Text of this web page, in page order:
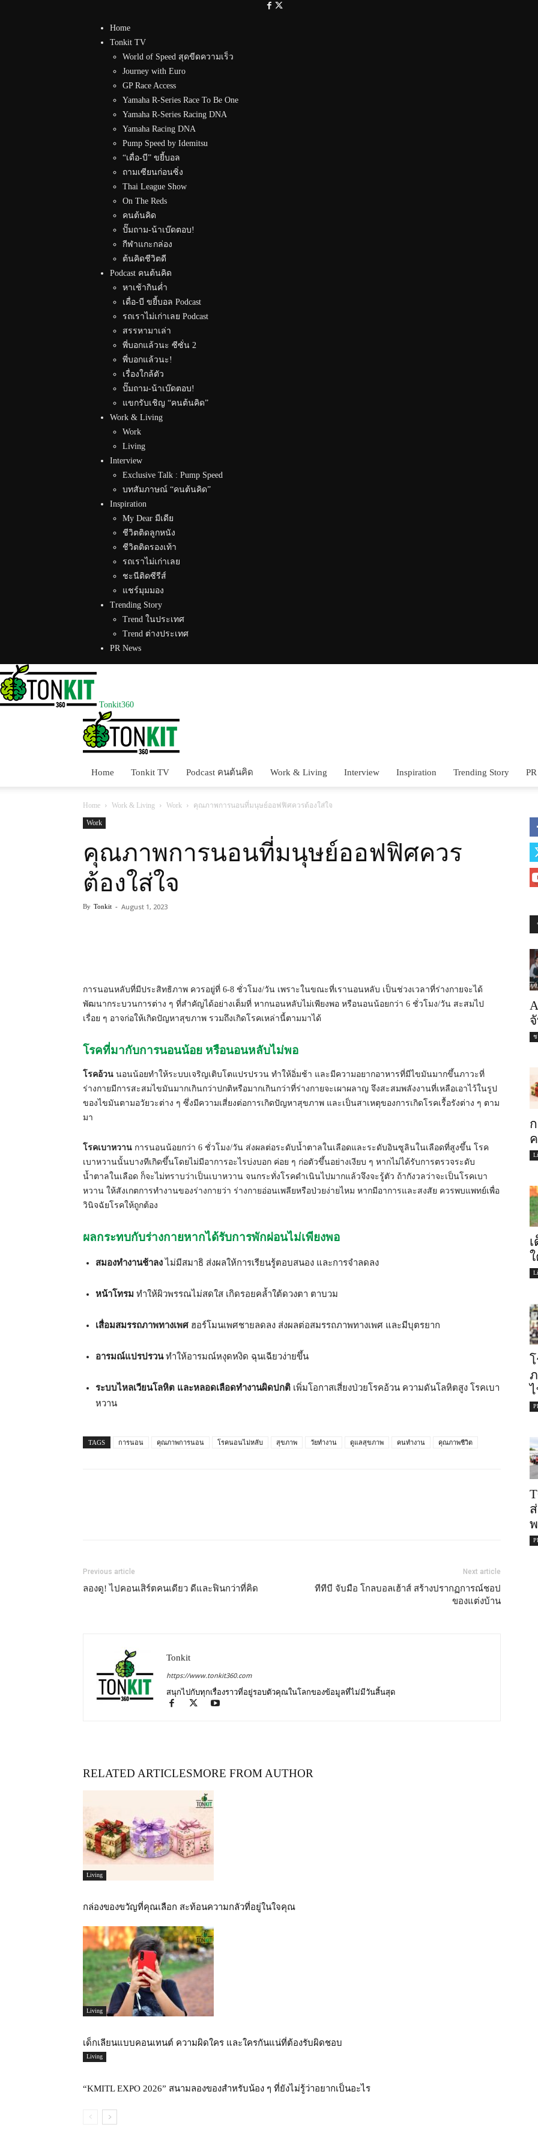
Home
Tonkit TV
World of Speed สุดขีดความเร็ว
Journey with Euro
GP Race Access
Yamaha R-Series Race To Be One
Yamaha R-Series Racing DNA
Yamaha Racing DNA
Pump Speed by Idemitsu
“เดื่อ-บี” ขยี้บอล
ถามเซียนก่อนซิ่ง
Thai League Show
On The Reds
คนต้นคิด
ปั๊มถาม-น้าเบ๊ดตอบ!
กีฬาแกะกล่อง
ต้นคิดชีวิตดี
Podcast คนต้นคิด
หาเช้ากินค่ำ
เดื่อ-บี ขยี้บอล Podcast
รถเราไม่เก่าเลย Podcast
สรรหามาเล่า
พี่บอกแล้วนะ ซีซั่น 2
พี่บอกแล้วนะ!
เรื่องใกล้ตัว
ปั๊มถาม-น้าเบ๊ดตอบ!
แขกรับเชิญ “คนต้นคิด”
Work & Living
Work
Living
Interview
Exclusive Talk : Pump Speed
บทสัมภาษณ์ “คนต้นคิด”
Inspiration
My Dear มีเดีย
ชีวิตติดลูกหนัง
ชีวิตติดรองเท้า
รถเราไม่เก่าเลย
ชะนีติดซีรีส์
แชร์มุมมอง
Trending Story
Trend ในประเทศ
Trend ต่างประเทศ
PR News
Tonkit360
Home Tonkit TV Podcast คนต้นคิด Work & Living Interview Inspiration Trending Story
Home Work & Living Work คุณภาพการนอนที่มนุษย์ออฟฟิศควรต้องใส่ใจ
Work
คุณภาพการนอนที่มนุษย์ออฟฟิศควร
ต้องใส่ใจ
By Tonkit - August 1, 2023
การนอนหลับที่มีประสิทธิภาพ ควรอยู่ที่ 6-8 ชั่วโมง/วัน เพราะในขณะที่เรานอนหลับ เป็นช่วงเวลาที่ร่างกายจะได้
พัฒนากระบวนการต่าง ๆ ที่สำคัญได้อย่างเต็มที่ หากนอนหลับไม่เพียงพอ หรือนอนน้อยกว่า 6 ชั่วโมง/วัน สะสมไป
เรื่อย ๆ อาจก่อให้เกิดปัญหาสุขภาพ รวมถึงเกิดโรคเหล่านี้ตามมาได้
โรคที่มากับการนอนน้อย หรือนอนหลับไม่พอ
โรคอ้วน นอนน้อยทำให้ระบบเจริญเติบโตแปรปรวน ทำให้อิ่มช้า และมีความอยากอาหารที่มีไขมันมากขึ้นภาวะที่
ร่างกายมีการสะสมไขมันมากเกินกว่าปกติหรือมากเกินกว่าที่ร่างกายจะเผาผลาญ จึงสะสมพลังงานที่เหลือเอาไว้ในรูป
ของไขมันตามอวัยวะต่าง ๆ ซึ่งมีความเสี่ยงต่อการเกิดปัญหาสุขภาพ และเป็นสาเหตุของการเกิดโรคเรื้อรังต่าง ๆ ตาม
มา
โรคเบาหวาน การนอนน้อยกว่า 6 ชั่วโมง/วัน ส่งผลต่อระดับน้ำตาลในเลือดและระดับอินซูลินในเลือดที่สูงขึ้น โรค
เบาหวานนั้นบางทีเกิดขึ้นโดยไม่มีอาการอะไรบ่งบอก ค่อย ๆ ก่อตัวขึ้นอย่างเงียบ ๆ หากไม่ได้รับการตรวจระดับ
น้ำตาลในเลือด ก็จะไม่ทราบว่าเป็นเบาหวาน จนกระทั่งโรคดำเนินไปมากแล้วจึงจะรู้ตัว ถ้ากังวลว่าจะเป็นโรคเบา
หวาน ให้สังเกตการทำงานของร่างกายว่า ร่างกายอ่อนเพลียหรือป่วยง่ายไหม หากมีอาการและสงสัย ควรพบแพทย์เพื่อ
วินิจฉัยโรคให้ถูกต้อง
ผลกระทบกับร่างกายหากได้รับการพักผ่อนไม่เพียงพอ
สมองทำงานช้าลง ไม่มีสมาธิ ส่งผลให้การเรียนรู้ตอบสนอง และการจำลดลง
หน้าโทรม ทำให้ผิวพรรณไม่สดใส เกิดรอยคล้ำใต้ดวงตา ตาบวม
เสื่อมสมรรถภาพทางเพศ ฮอร์โมนเพศชายลดลง ส่งผลต่อสมรรถภาพทางเพศ และมีบุตรยาก
อารมณ์แปรปรวนทำให้อารมณ์หงุดหงิด ฉุนเฉียวง่ายขึ้น
ระบบไหลเวียนโลหิต และหลอดเลือดทำงานผิดปกติ เพิ่มโอกาสเสี่ยงป่วยโรคอ้วน ความดันโลหิตสูง โรคเบา
หวาน
TAGS การนอน คุณภาพการนอน โรคนอนไม่หลับ สุขภาพ วัยทำงาน ดูแลสุขภาพ คนทำงาน คุณภาพชีวิต
Previous article
ลองดู! ไปคอนเสิร์ตคนเดียว ดีและฟินกว่าที่คิด
Next article
ทีทีบี จับมือ โกลบอลเฮ้าส์ สร้างปรากฏการณ์ชอป
ของแต่งบ้าน
Tonkit
https://www.tonkit360.com
สนุกไปกับทุกเรื่องราวที่อยู่รอบตัวคุณในโลกของข้อมูลที่ไม่มีวันสิ้นสุด
RELATED ARTICLESMORE FROM AUTHOR
Living
กล่องของขวัญที่คุณเลือก สะท้อนความกลัวที่อยู่ในใจคุณ
Living
เด็กเลียนแบบคอนเทนต์ ความผิดใคร และใครกันแน่ที่ต้องรับผิดชอบ
Living
“KMITL EXPO 2026” สนามลองของสำหรับน้อง ๆ ที่ยังไม่รู้ว่าอยากเป็นอะไร
ช